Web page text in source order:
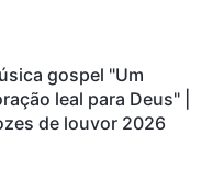
gospel "Um
leal para Deus" |
de louvor 2026